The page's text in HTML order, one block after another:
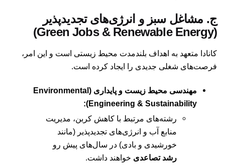
ج. مشاغل سبز و انرژی‌های تجدیدپذیر
(Green Jobs & Renewable Energy)
کانادا متعهد به اهداف بلندمدت محیط زیستی است و این امر،
فرصت‌های شغلی جدیدی را ایجاد کرده است.
مهندسی محیط زیست و پایداری (Environmental
Engineering & Sustainability):
رشته‌های مرتبط با کاهش کربن، مدیریت
منابع آب و انرژی‌های تجدیدپذیر (مانند
خورشیدی و بادی) در سال‌های پیش رو
رشد تصاعدی خواهند داشت.